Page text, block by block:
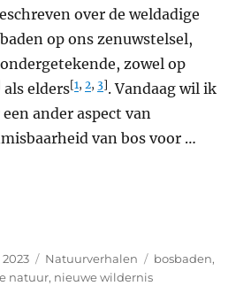
over de weldadige
op ons zenuwstelsel,
zowel op
als elders[1,2, 3]. Vandaag wil ik
ander aspect van
van bos voor …
breng het bos dichterbij”
Categorieën
Natuurverhalen Tags
bosbaden,
natuur, nieuwe wildernis